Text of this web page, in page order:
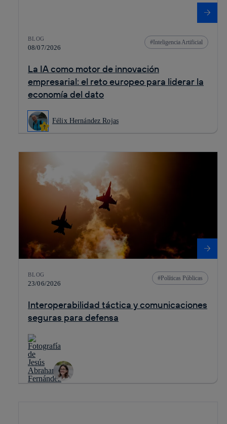
BLOG
08/07/2026
Inteligencia Artificial
La IA como motor de innovación
empresarial: el reto europeo para liderar la
economía del dato
Félix Hernández Rojas
BLOG
23/06/2026
Políticas Públicas
Interoperabilidad táctica y comunicaciones
seguras para defensa